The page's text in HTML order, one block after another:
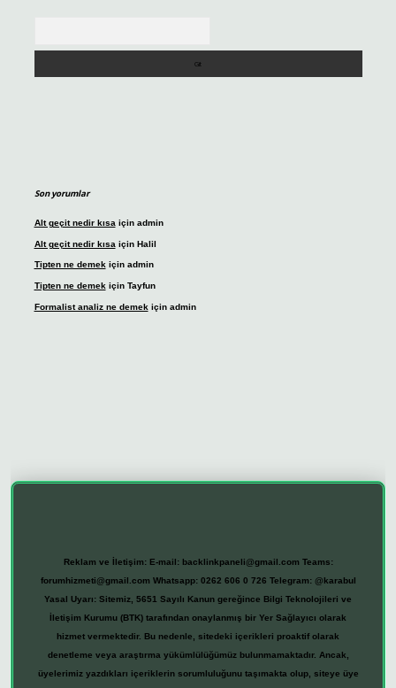
Son yorumlar
Alt geçit nedir kısa için admin
Alt geçit nedir kısa için Halil
Tipten ne demekiçin admin
Tipten ne demek için Tayfun
Formalist analiz ne demek için admin
Reklam ve İletişim: E-mail: backlinkpaneli@gmail.com Teams:
forumhizmeti@gmail.com Whatsapp: 0262 606 0 726 Telegram: @karabul
Yasal Uyarı: Sitemiz, 5651 Sayılı Kanun gereğince Bilgi Teknolojileri ve
İletişim Kurumu (BTK) tarafından onaylanmış bir Yer Sağlayıcı olarak
hizmet vermektedir. Bu nedenle, sitedeki içerikleri proaktif olarak
denetleme veya araştırma yükümlülüğümüz bulunmamaktadır. Ancak,
üyelerimiz yazdıkları içeriklerin sorumluluğunu taşımakta olup, siteye üye